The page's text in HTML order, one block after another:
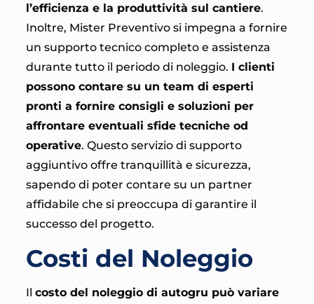
l’efficienza e la produttività sul cantiere.
Inoltre, Mister Preventivo si impegna a fornire
un supporto tecnico completo e assistenza
durante tutto il periodo di noleggio. I clienti
possono contare su un team di esperti
pronti a fornire consigli e soluzioni per
affrontare eventuali sfide tecniche od
operative. Questo servizio di supporto
aggiuntivo offre tranquillità e sicurezza,
sapendo di poter contare su un partner
affidabile che si preoccupa di garantire il
successo del progetto.
Costi del Noleggio
Il costo del noleggio di autogru può variare